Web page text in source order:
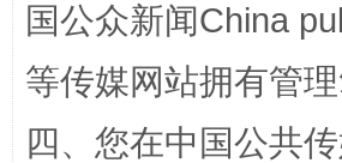
阿坝州三大球赛在茂县开幕
国公众新闻China
等传媒网站拥有管
四、您在中国公共